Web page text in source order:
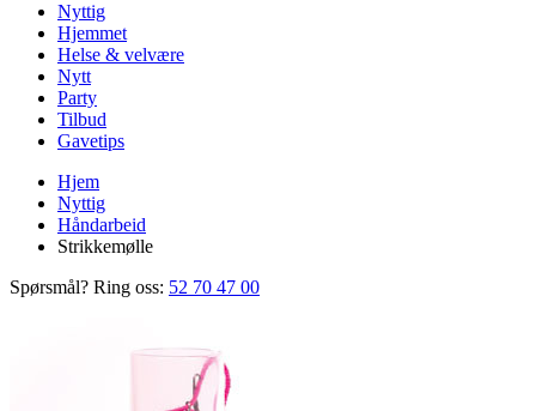
Nyttig
Hjemmet
Helse & velvære
Nytt
Party
Tilbud
Gavetips
Hjem
Nyttig
Håndarbeid
Strikkemølle
Spørsmål? Ring oss: 52 70 47 00